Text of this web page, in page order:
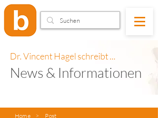
Dr. Vincent Hagel schreibt ...
News & Informationen
Home > Post